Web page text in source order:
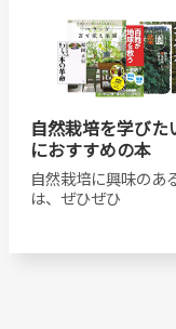
自然栽培を学びた
におすすめの本
自然栽培に興味のあ
は、ぜひぜひ